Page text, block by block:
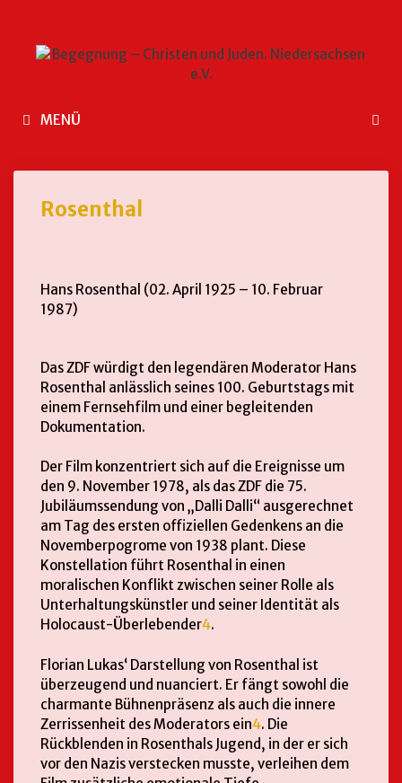
MENÜ
Rosenthal
Hans Rosenthal (02. April 1925 – 10. Februar
1987)
Das ZDF würdigt den legendären Moderator Hans
Rosenthal anlässlich seines 100. Geburtstags mit
einem Fernsehfilm und einer begleitenden
Dokumentation.
Der Film konzentriert sich auf die Ereignisse um
den 9. November 1978, als das ZDF die 75.
Jubiläumssendung von „Dalli Dalli“ ausgerechnet
am Tag des ersten offiziellen Gedenkens an die
Novemberpogrome von 1938 plant. Diese
Konstellation führt Rosenthal in einen
moralischen Konflikt zwischen seiner Rolle als
Unterhaltungskünstler und seiner Identität als
Holocaust-Überlebender4.
Florian Lukas‘ Darstellung von Rosenthal ist
überzeugend und nuanciert. Er fängt sowohl die
charmante Bühnenpräsenz als auch die innere
Zerrissenheit des Moderators ein4. Die
Rückblenden in Rosenthals Jugend, in der er sich
vor den Nazis verstecken musste, verleihen dem